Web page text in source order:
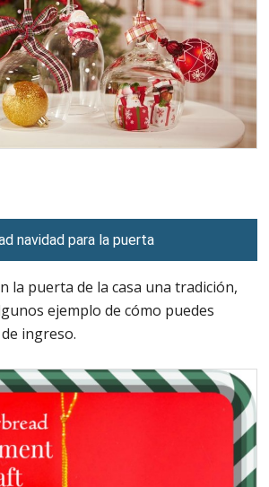
navidad para la puerta
la puerta de la casa una tradición,
ejemplo de cómo puedes
ingreso.